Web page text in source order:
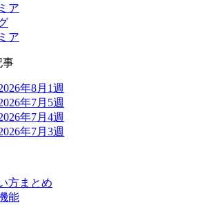
ア
ア
事
年8月1週
年7月5週
年7月4週
年7月3週
方まとめ
能